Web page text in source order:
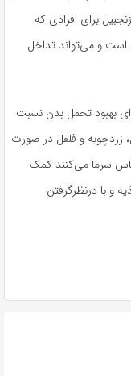
برای افرادی که
است و می‌تواند تداخل
بهبود تحمل بدن نسبت
زردچوبه و فلفل در صورت
سرما می‌کنند کمک
و با درنظرگرفتن